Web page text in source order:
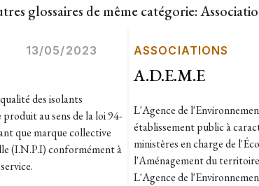
glossaires de même catégorie:
13/05/2023
des isolants
au sens de la loi 94-
que marque collective
(I.N.P.I) conformément à
ASSOCIATIONS
A.D.E.M.E
L'Agence de
établissement public à
ministères en charge de
l'Aménagement du
L'Agence de